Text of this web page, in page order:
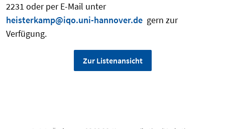
2231 oder per E-Mail unter
heisterkamp@iqo.uni-hannover.de gern zur
Verfügung.
Zur Listenansicht